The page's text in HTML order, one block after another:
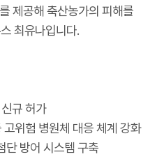
제공해 축산농가의 피해를
최유나입니다.
규 허가
위험 병원체 대응 체계 강화
단 방어 시스템 구축